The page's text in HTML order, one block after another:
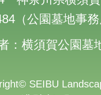
（公園墓地事
：横須賀公園墓
©SEIBU